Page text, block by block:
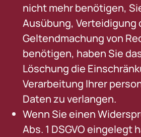
nicht mehr benötigen,
Ausübung, Verteidigung
Geltendmachung von
benötigen, haben Sie
Löschung die
Verarbeitung Ihrer
Daten zu verlangen.
Wenn Sie einen
Abs. 1 DSGVO eingelegt